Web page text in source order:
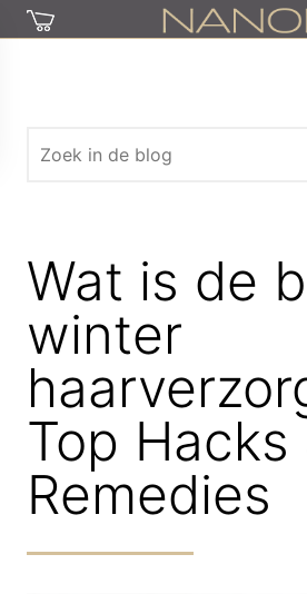
Wat is de
winter
Top Hacks
Remedies